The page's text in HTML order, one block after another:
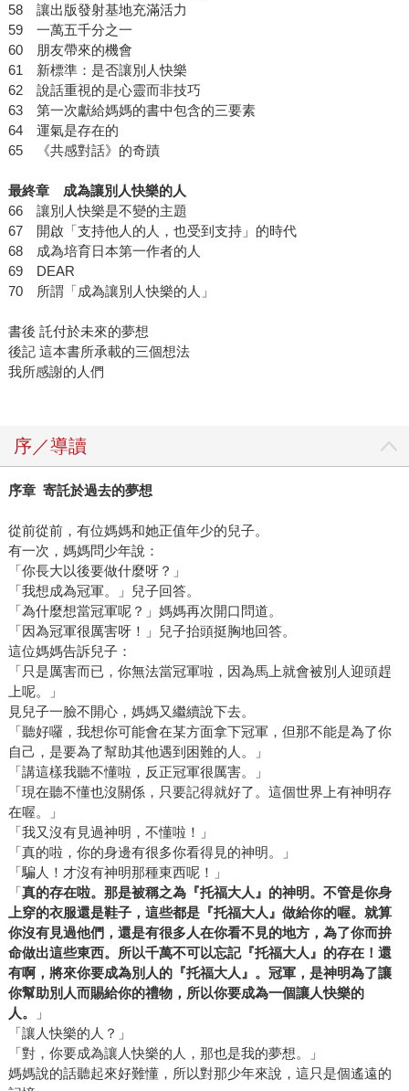
58 讓出版發射基地充滿活力
59 一萬五千分之一
60 朋友帶來的機會
61 新標準：是否讓別人快樂
62 說話重視的是心靈而非技巧
63 第一次獻給媽媽的書中包含的三要素
64 運氣是存在的
65 《共感對話》的奇蹟
最終章 成為讓別人快樂的人
66 讓別人快樂是不變的主題
67 開啟「支持他人的人，也受到支持」的時代
68 成為培育日本第一作者的人
69 DEAR
70 所謂「成為讓別人快樂的人」
書後 託付於未來的夢想
後記 這本書所承載的三個想法
我所感謝的人們
序／導讀
序章 寄託於過去的夢想
從前從前，有位媽媽和她正值年少的兒子。
有一次，媽媽問少年說：
「你長大以後要做什麼呀？」
「我想成為冠軍。」兒子回答。
「為什麼想當冠軍呢？」媽媽再次開口問道。
「因為冠軍很厲害呀！」兒子抬頭挺胸地回答。
這位媽媽告訴兒子：
「只是厲害而已，你無法當冠軍啦，因為馬上就會被別人迎頭趕
上呢。」
見兒子一臉不開心，媽媽又繼續說下去。
「聽好囉，我想你可能會在某方面拿下冠軍，但那不能是為了你
自己，是要為了幫助其他遇到困難的人。」
「講這樣我聽不懂啦，反正冠軍很厲害。」
「現在聽不懂也沒關係，只要記得就好了。這個世界上有神明存
在喔。」
「我又沒有見過神明，不懂啦！」
「真的啦，你的身邊有很多你看得見的神明。」
「騙人！才沒有神明那種東西呢！」
「真的存在啦。那是被稱之為『托福大人』的神明。不管是你身
上穿的衣服還是鞋子，這些都是『托福大人』做給你的喔。就算
你沒有見過他們，還是有很多人在你看不見的地方，為了你而拚
命做出這些東西。所以千萬不可以忘記『托福大人』的存在！還
有啊，將來你要成為別人的『托福大人』。冠軍，是神明為了讓
你幫助別人而賜給你的禮物，所以你要成為一個讓人快樂的
人。
」
「讓人快樂的人？」
「對，你要成為讓人快樂的人，那也是我的夢想。」
媽媽說的話聽起來好難懂，所以對那少年來說，這只是個遙遠的